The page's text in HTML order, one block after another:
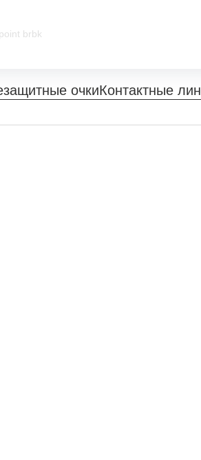
brbk
очкиКонтактные